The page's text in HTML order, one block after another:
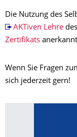
Die Nutzung des
AKTiven Lehre des
Zertifikats
Wenn Sie Fragen
sich jederzeit gern!